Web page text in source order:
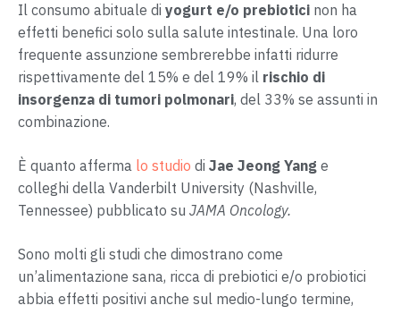
Il consumo abituale di yogurt e/o prebiotici non ha
effetti benefici solo sulla salute intestinale. Una loro
frequente assunzione sembrerebbe infatti ridurre
rispettivamente del 15% e del 19% il rischio di
insorgenza di tumori polmonari, del 33% se assunti in
combinazione.
È quanto afferma lo studio di Jae Jeong Yang e
colleghi della Vanderbilt University (Nashville,
Tennessee) pubblicato su JAMA Oncology.
Sono molti gli studi che dimostrano come
un’alimentazione sana, ricca di prebiotici e/o probiotici
abbia effetti positivi anche sul medio-lungo termine,